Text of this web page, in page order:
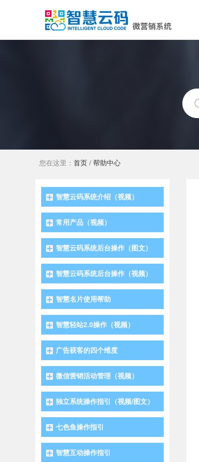
您在这里： 首页 / 帮助中心
智慧云码系统介绍（视频）
常用产品（视频）
智慧云码系统后台操作（图文）
智慧云码系统后台操作（视频）
智慧名片使用帮助
智慧轻站2.0操作（视频）
广告获客的四个维度
微信营销活动管理（视频）
独立系统操作指引（视频/图文）
七色鱼操作指引
智慧互动操作指引